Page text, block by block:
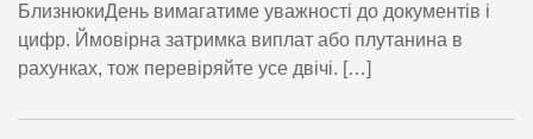
БлизнюкиДень вимагатиме уважності до документів і
цифр. Ймовірна затримка виплат або плутанина в
рахунках, тож перевіряйте усе двічі. […]